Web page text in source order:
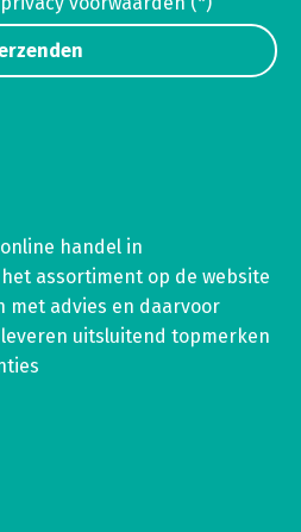
handel in
assortiment op de website
met advies en daarvoor
uitsluitend topmerken